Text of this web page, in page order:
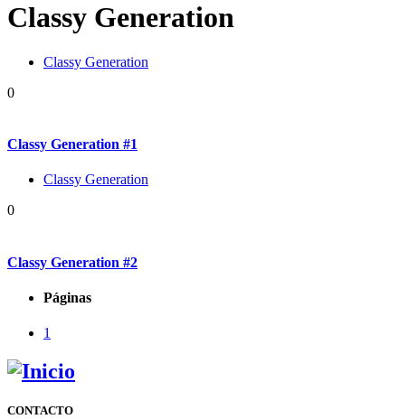
Classy Generation
Classy Generation
0
Classy Generation #1
Classy Generation
0
Classy Generation #2
Páginas
1
CONTACTO